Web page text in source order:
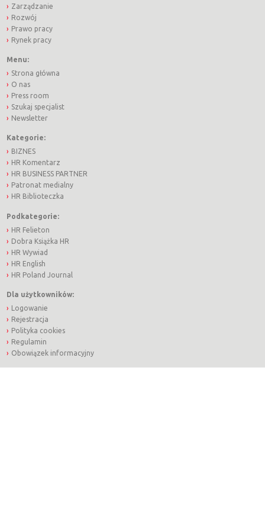
Zarządzanie
Rozwój
Prawo pracy
Rynek pracy
Menu:
Strona główna
O nas
Press room
Szukaj specjalist
Newsletter
Kategorie:
BIZNES
HR Komentarz
HR BUSINESS PARTNER
Patronat medialny
HR Biblioteczka
Podkategorie:
HR Felieton
Dobra Książka HR
HR Wywiad
HR English
HR Poland Journal
Dla użytkowników:
Logowanie
Rejestracja
Polityka cookies
Regulamin
Obowiązek informacyjny